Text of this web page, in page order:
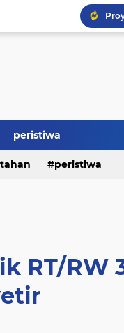
peristiwa
peristiwa
RT/RW